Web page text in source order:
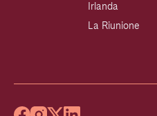
Irlanda
La Riunione